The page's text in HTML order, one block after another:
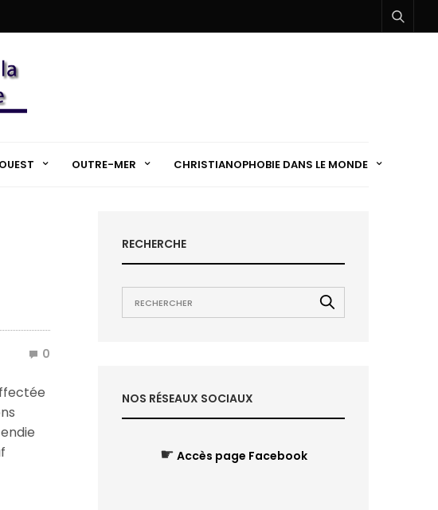
OUTRE-MER CHRISTIANOPHOBIE DANS LE MONDE
0
RECHERCHE
NOS RÉSEAUX SOCIAUX
☛ Accès page Facebook